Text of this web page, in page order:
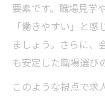
要素です。職場見学
「働きやすい」と
ましょう。さらに、
も安定した職場選び
このような視点で求